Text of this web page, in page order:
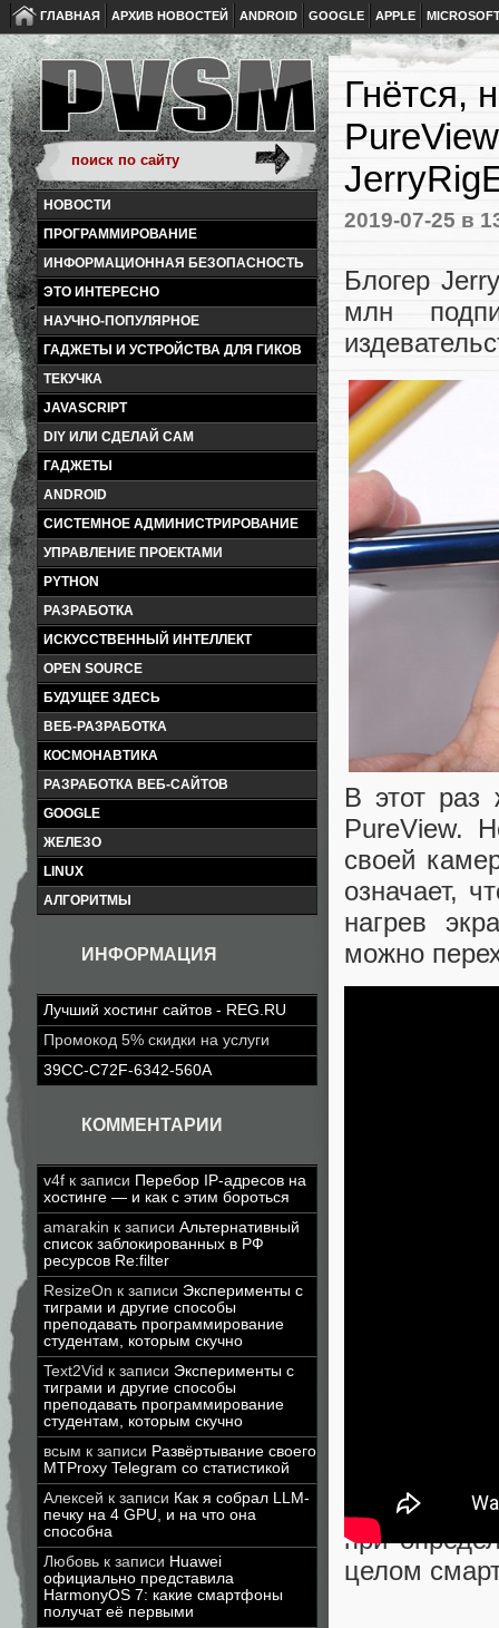
ГЛАВНАЯ АРХИВ НОВОСТЕЙ ANDROID GOOGLE APPLE
НОВОСТИ
ПРОГРАММИРОВАНИЕ
ИНФОРМАЦИОННАЯ БЕЗОПАСНОСТЬ
ЭТО ИНТЕРЕСНО
НАУЧНО-ПОПУЛЯРНОЕ
ГАДЖЕТЫ И УСТРОЙСТВА ДЛЯ ГИКОВ
ТЕКУЧКА
JAVASCRIPT
DIY ИЛИ СДЕЛАЙ САМ
ГАДЖЕТЫ
ANDROID
СИСТЕМНОЕ АДМИНИСТРИРОВАНИЕ
УПРАВЛЕНИЕ ПРОЕКТАМИ
PYTHON
РАЗРАБОТКА
ИСКУССТВЕННЫЙ ИНТЕЛЛЕКТ
OPEN SOURCE
БУДУЩЕЕ ЗДЕСЬ
ВЕБ-РАЗРАБОТКА
КОСМОНАВТИКА
РАЗРАБОТКА ВЕБ-САЙТОВ
GOOGLE
ЖЕЛЕЗО
LINUX
АЛГОРИТМЫ
ИНФОРМАЦИЯ
Лучший хостинг сайтов - REG.RU
Промокод 5% скидки на услуги
39CC-C72F-6342-560A
КОММЕНТАРИИ
v4f к записи Перебор IP-адресов на
хостинге — и как с этим бороться
amarakin к записи Альтернативный
список заблокированных в РФ
ресурсов Re:filter
ResizeOn к записи Эксперименты с
тиграми и другие способы
преподавать программирование
студентам, которым скучно
Text2Vid к записи Эксперименты с
тиграми и другие способы
преподавать программирование
студентам, которым скучно
всым к записи Развёртывание своего
MTProxy Telegram со статистикой
Алексей к записи Как я собрал LLM-
печку на 4 GPU, и на что она
способна
Любовь к записи Huawei
официально представила
HarmonyOS 7: какие смартфоны
получат её первыми
Гнётся,
2019-07-25 в
Блогер
млн
В этот раз
PureView.
своей
означает,
нагрев
можно
как
при
целом